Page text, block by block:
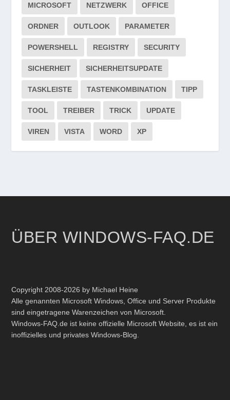
MICROSOFT NETZWERK OFFICE
ORDNER OUTLOOK PARAMETER
POWERSHELL REGISTRY SECURITY
SICHERHEIT SICHERHEITSUPDATE
TASKLEISTE TASTENKOMBINATION TIPP
TOOL TREIBER TRICK UPDATE
VIREN VISTA WORD XP
ÜBER WINDOWS-FAQ.DE
Copyright 2008-2026 by Michael Heine
Alle genannten Microsoft Windows, Office und Server Produkte
sind eingetragene Warenzeichen von Microsoft.
Windows-FAQ.de ist keine offizielle Microsoft Website, es ist ein
inoffizielles und privates Windows-Blog.